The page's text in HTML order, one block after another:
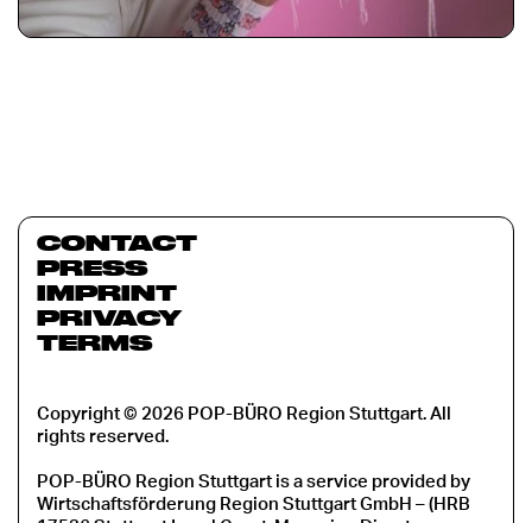
CONTACT
PRESS
IMPRINT
PRIVACY
TERMS
Copyright © 2026 POP-BÜRO Region Stuttgart. All
rights reserved.
POP-BÜRO Region Stuttgart is a service provided by
Wirtschaftsförderung Region Stuttgart GmbH – (HRB